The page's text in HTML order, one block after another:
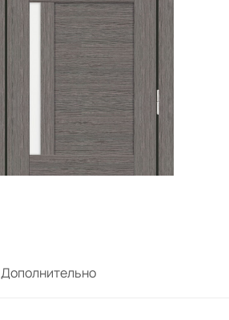
Дополнительно